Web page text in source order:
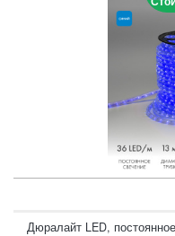
Дюралайт LED,